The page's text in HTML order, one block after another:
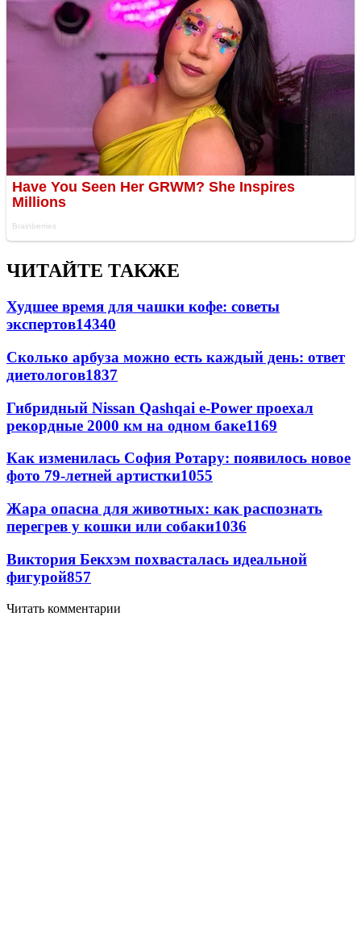
ЧИТАЙТЕ ТАКЖЕ
Худшее время для чашки кофе: советы
экспертов14340
Сколько арбуза можно есть каждый день: ответ
диетологов1837
Гибридный Nissan Qashqai e-Power проехал
рекордные 2000 км на одном баке1169
Как изменилась София Ротару: появилось новое
фото 79-летней артистки1055
Жара опасна для животных: как распознать
перегрев у кошки или собаки1036
Виктория Бекхэм похвасталась идеальной
фигурой857
Читать комментарии